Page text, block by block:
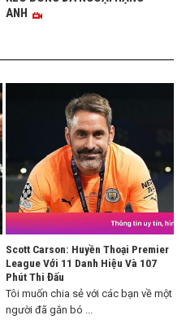
ANH
Scott Carson: Huyền Thoại Premier
League Với 11 Danh Hiệu Và 107
Phút Thi Đấu
Tôi muốn chia sẻ với các bạn về một
người đã gắn bó ...